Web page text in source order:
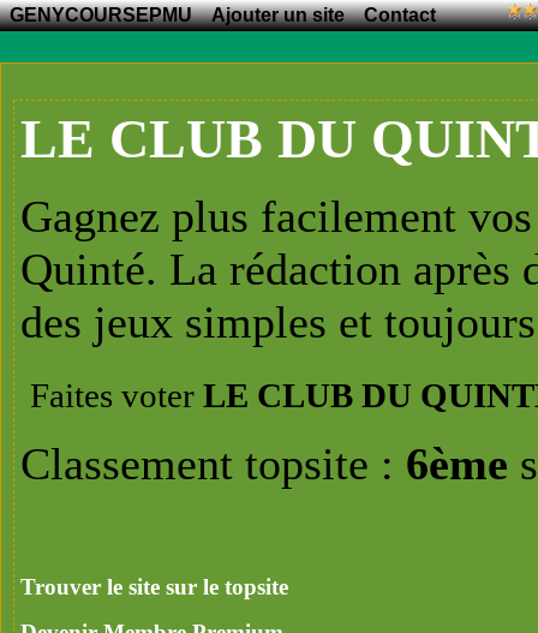
GENYCOURSEPMU Ajouter un site Contact
LE CLUB DU
Gagnez plus facilement
Quinté. La rédaction après
des jeux simples et
Faites voter LE CLUB DU
Classement topsite : 6ème
Trouver le site sur le topsite